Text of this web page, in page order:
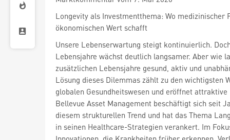
Longevity als Investmentthema: Wo medizinischer
ökonomischen Wert schafft
Unsere Lebenserwartung steigt kontinuierlich.
Lebensjahre wächst deutlich langsamer. Aber wie
zusätzlichen Lebensjahre gesund, aktiv und
Lösung dieses Dilemmas zählt zu den wichtigsten
globalen Gesundheitswesen und eröffnet
Bellevue Asset Management beschäftigt sich seit
diesem strukturellen Trend und hat das Thema
in seinen Healthcare-Strategien verankert. Im